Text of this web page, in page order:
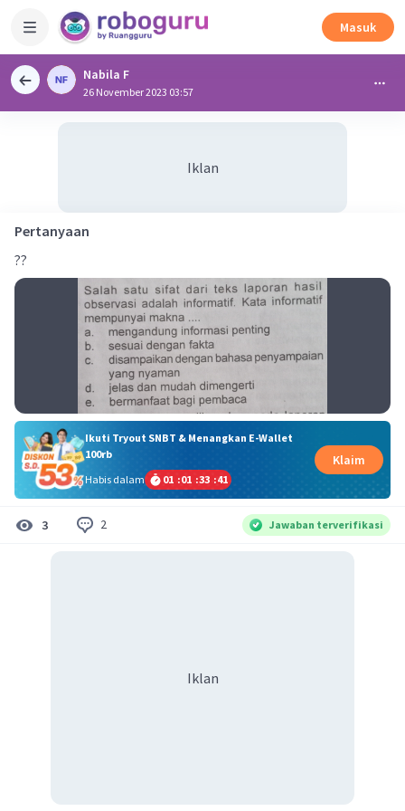
Masuk
Nabila F
26 November 2023 03:57
Iklan
Pertanyaan
??
Ikuti Tryout SNBT & Menangkan E-Wallet
100rb
Habis dalam
01 :01 :33 :41
Klaim
3 2 Jawaban terverifikasi
Iklan